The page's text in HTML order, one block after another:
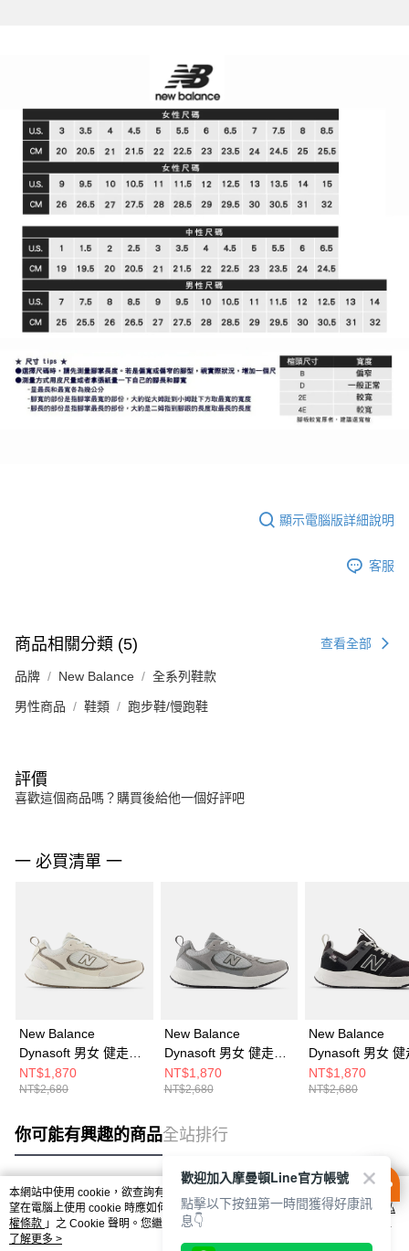
顯示電腦版詳細說明
客服
商品相關分類 (5) 查看全部
品牌 New Balance 全系列鞋款
男性商品 鞋類 跑步鞋/慢跑鞋
評價
喜歡這個商品嗎？購買後給他一個好評吧
一 必買清單 一
New Balance
Dynasoft 男女 健走鞋
U9503B2-2E
NT$1,870
NT$2,680
New Balance
Dynasoft 男女 健走鞋
U950576-2E
NT$1,870
NT$2,680
New Balance
Dynasoft 男女 健
U9005G9-2E
NT$1,870
NT$2,680
你可能有興趣的商品全站排行
熱門標籤
本網站中使用 cookie，欲查詢有關本網站使用 cookie 方式之詳情，及若您不希
望在電腦上使用 cookie 時應如何變更電腦的 cookie 設定，請參閱本網站「
隱私
權條款 」之 Cookie 聲明。您繼續使用本網站即表示您同意本公司得按本網站使
用條款之 Cookie 聲明使用 cookie。
了解更多 >
歡迎加入摩曼頓Line官方帳號
點擊以下按鈕第一時間獲得好康訊
息👇